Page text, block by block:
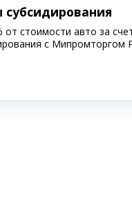
субсидирования
от стоимости авто за
c Мипромторгом